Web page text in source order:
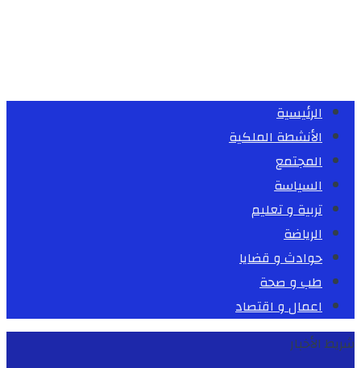
الرئيسية
الأنشطة الملكية
المجتمع
السياسة
تربية و تعليم
الرياضة
حوادث و قضايا
طب و صحة
اعمال و اقتصاد
شريط الأخبار